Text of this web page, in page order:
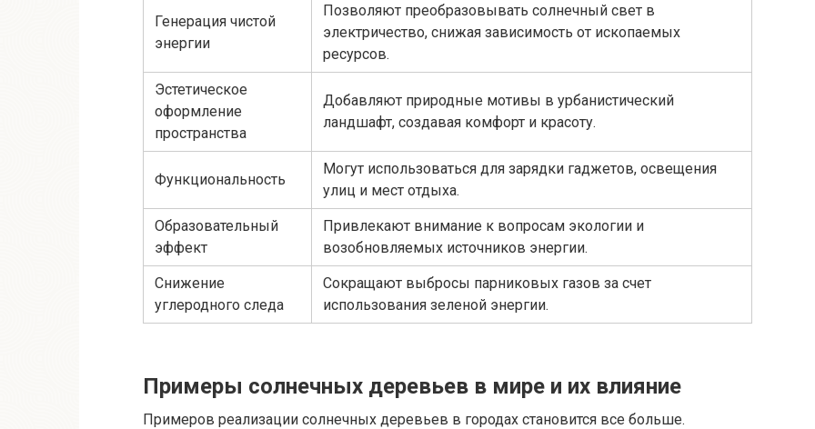
Генерация чистой
энергии
Позволяют преобразовывать солнечный свет в
электричество, снижая зависимость от ископаемых
ресурсов.
Эстетическое
оформление
пространства
Добавляют природные мотивы в урбанистический
ландшафт, создавая комфорт и красоту.
Функциональность
Могут использоваться для зарядки гаджетов, освещения
улиц и мест отдыха.
Образовательный
эффект
Привлекают внимание к вопросам экологии и
возобновляемых источников энергии.
Снижение
углеродного следа
Сокращают выбросы парниковых газов за счет
использования зеленой энергии.
Примеры солнечных деревьев в мире и их влияние
Примеров реализации солнечных деревьев в городах становится все больше.